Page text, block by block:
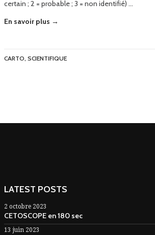
certain ; 2 = probable ; 3 = non identifié) …
En savoir plus →
CARTO, SCIENTIFIQUE
LATEST POSTS
2 octobre 2023
CETOSCOPE en 180 sec
13 juin 2023